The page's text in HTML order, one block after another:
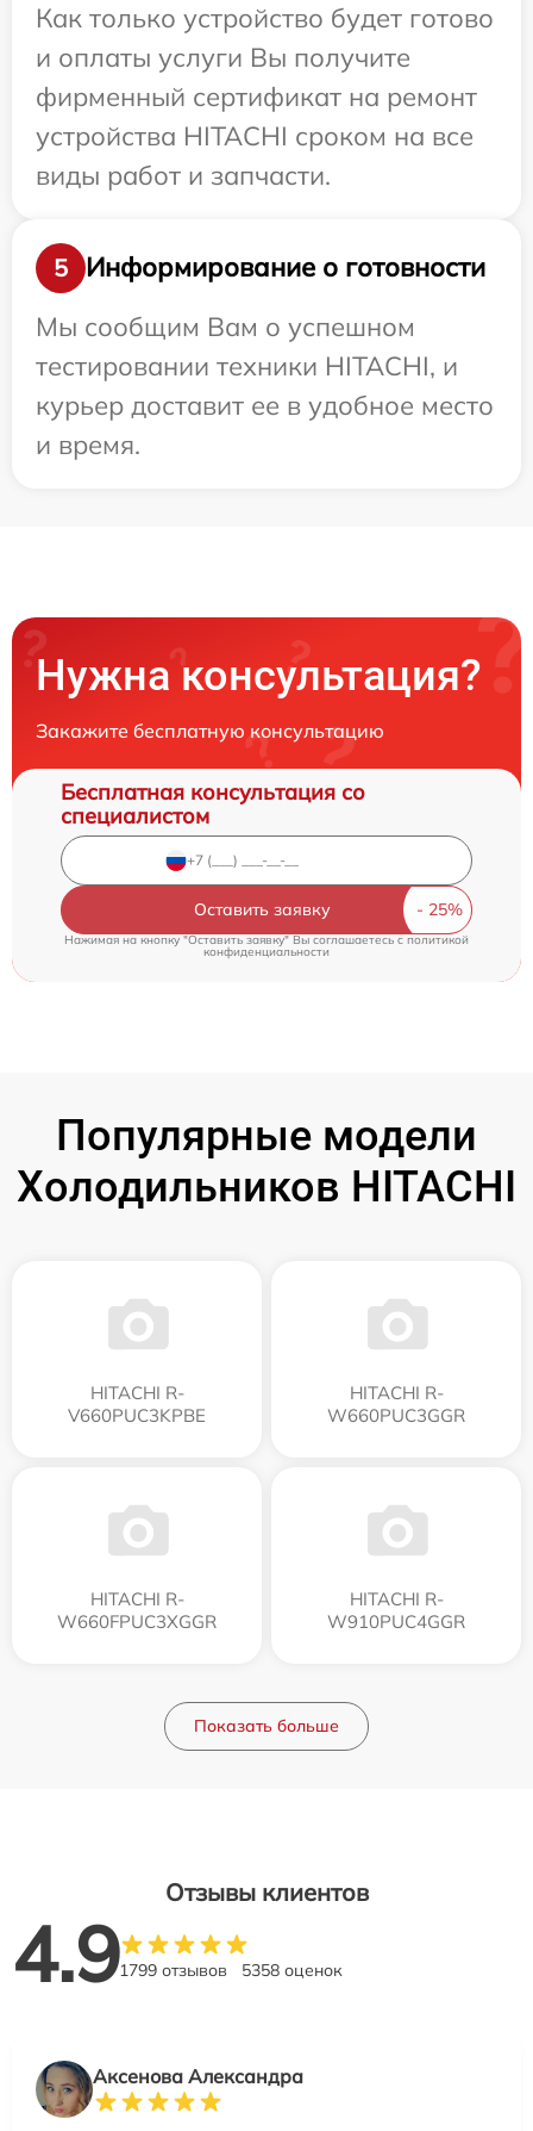
Как только устройство будет готово
и оплаты услуги Вы получите
фирменный сертификат на ремонт
устройства HITACHI сроком на все
виды работ и запчасти.
5
Информирование о готовности
Мы сообщим Вам о успешном
тестировании техники HITACHI, и
курьер доставит ее в удобное место
и время.
Нужна консультация?
Закажите бесплатную консультацию
Бесплатная консультация со
специалистом
Оставить заявку
Нажимая на кнопку "Оставить заявку" Вы соглашаетесь cполитикой
конфиденциальности
Популярные модели
Холодильников HITACHI
HITACHI R-
V660PUC3KPBE
HITACHI R-
W660PUC3GGR
HITACHI R-
W660FPUC3XGGR
HITACHI R-
W910PUC4GGR
Показать больше
Отзывы клиентов
4.91799 отзывов 5358 оценок
Аксенова Александра